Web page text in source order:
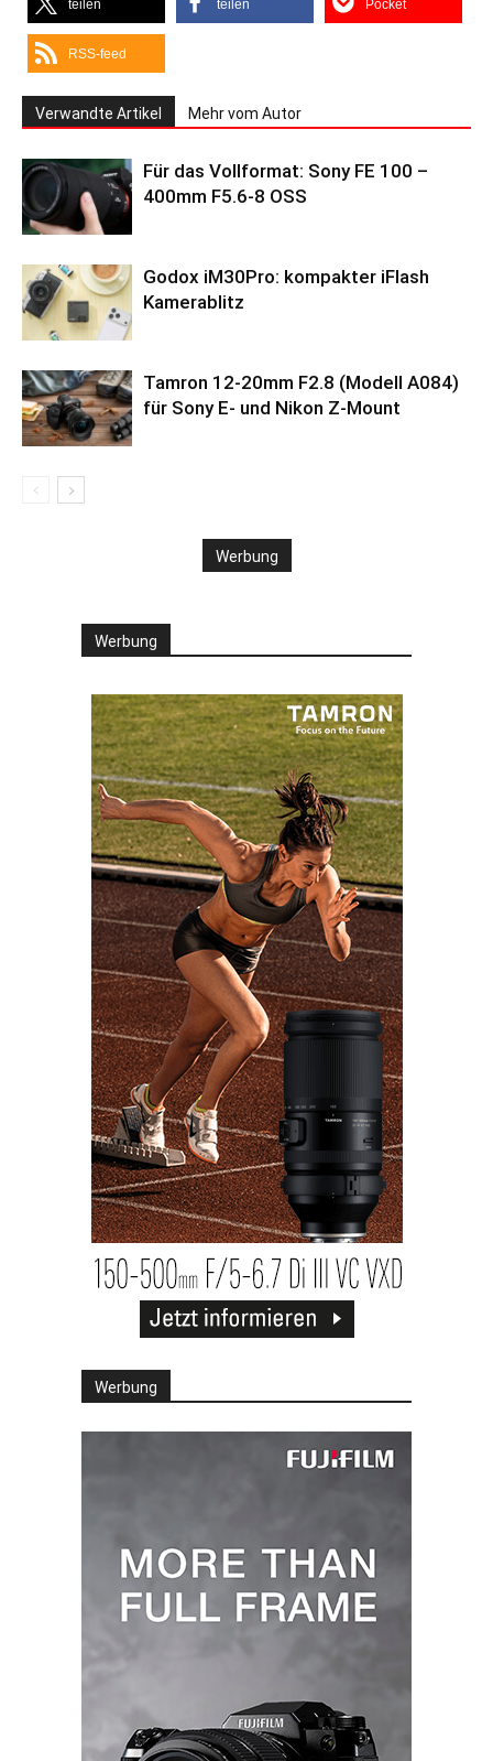
teilen teilen Pocket
RSS-feed
Verwandte Artikel Mehr vom Autor
Für das Vollformat: Sony FE 100 –
400mm F5.6-8 OSS
Godox iM30Pro: kompakter iFlash
Kamerablitz
Tamron 12-20mm F2.8 (Modell A084)
für Sony E- und Nikon Z-Mount
Werbung
Werbung
Werbung